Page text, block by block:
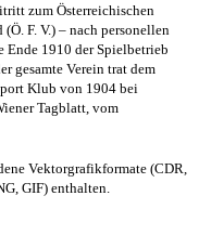
zum Österreichischen
(Ö. F. V.) – nach personellen
Ende 1910 der Spielbetrieb
gesamte Verein trat dem
Klub von 1904 bei
Tagblatt, vom
Vektorgrafikformate (CDR,
GIF) enthalten.